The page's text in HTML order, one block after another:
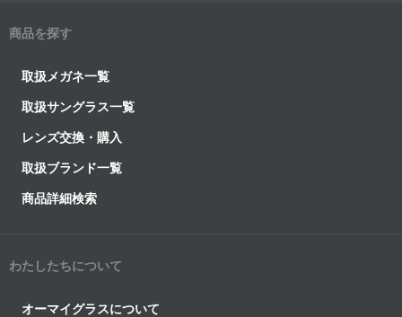
商品を探す
取扱メガネ一覧
取扱サングラス一覧
レンズ交換・購入
取扱ブランド一覧
商品詳細検索
わたしたちについて
オーマイグラスについて